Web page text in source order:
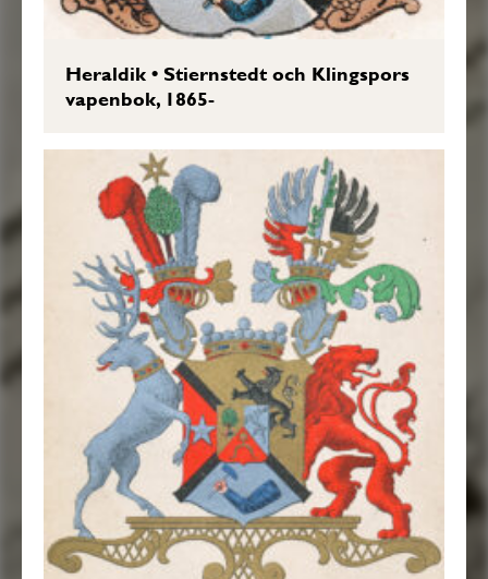
Heraldik•Stiernstedt och Klingspors
vapenbok, 1865-